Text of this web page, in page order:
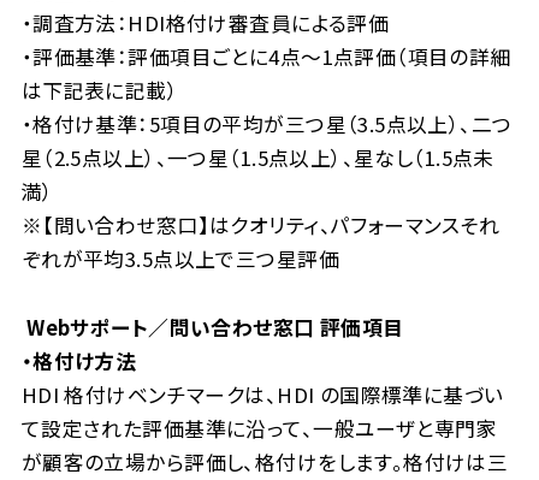
・調査方法：HDI格付け審査員による評価
・評価基準：評価項目ごとに4点～1点評価（項目の詳細
は下記表に記載）
・格付け基準：5項目の平均が三つ星（3.5点以上）、二つ
星（2.5点以上）、一つ星（1.5点以上）、星なし（1.5点未
満）
※【問い合わせ窓口】はクオリティ、パフォーマンスそれ
ぞれが平均3.5点以上で三つ星評価
Webサポート／問い合わせ窓口 評価項目
・格付け方法
HDI 格付けベンチマークは、HDI の国際標準に基づい
て設定された評価基準に沿って、一般ユーザと専門家
が顧客の立場から評価し、格付けをします。格付けは三